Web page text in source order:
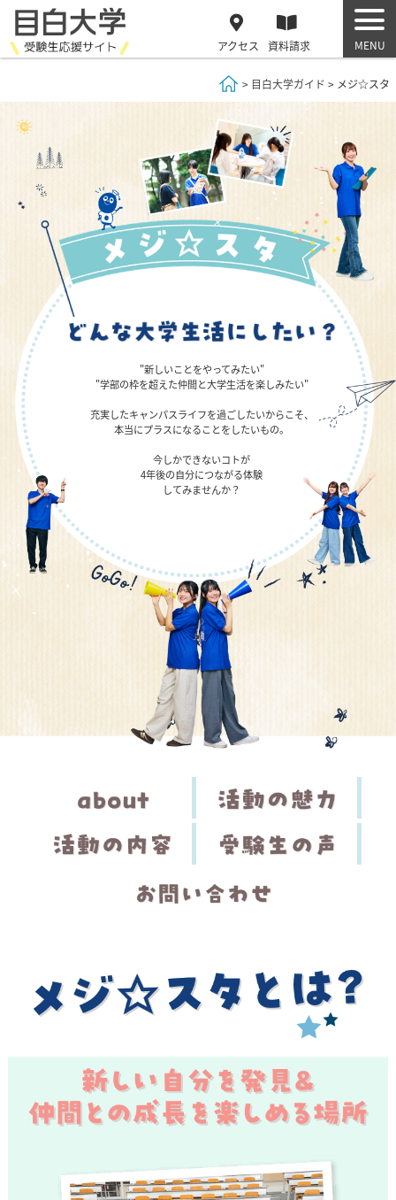
アクセス 資料請求
Home
目白大学ガイド メジ☆スタ
"新しいことをやってみたい"
"学部の枠を超えた仲間と大学生活を楽しみたい"
充実したキャンパスライフを過ごしたいからこそ、
本当にプラスになることをしたいもの。
今しかできないコトが
4年後の自分につながる体験
してみませんか？